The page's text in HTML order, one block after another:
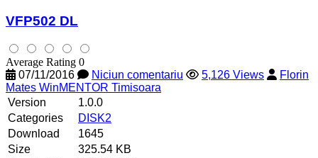
VFP502 DL
Average Rating 0
07/11/2016
Niciun comentariu 5,126 Views
Florin
Mates WinMENTOR Timisoara
Version
1.0.0
Categories
DISK2
Download
1645
Size
325.54 KB